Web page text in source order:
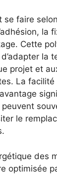
se faire
la
Cette
la
projet et
La
le
des
optimisée